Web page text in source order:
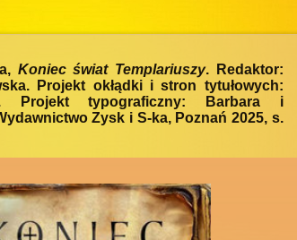
Koniec świat Templariuszy. Redaktor:
Projekt okłądki i stron tytułowych:
Projekt typograficzny: Barbara i
Zysk i S-ka, Poznań 2025, s.